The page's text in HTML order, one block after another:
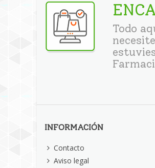
Todo
INFORMACIÓN
Contacto
Aviso legal